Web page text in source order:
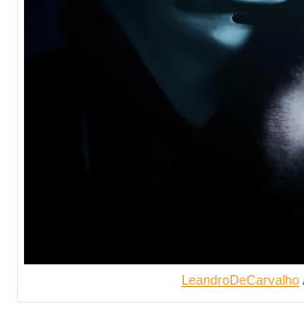
LeandroDeCarvalho